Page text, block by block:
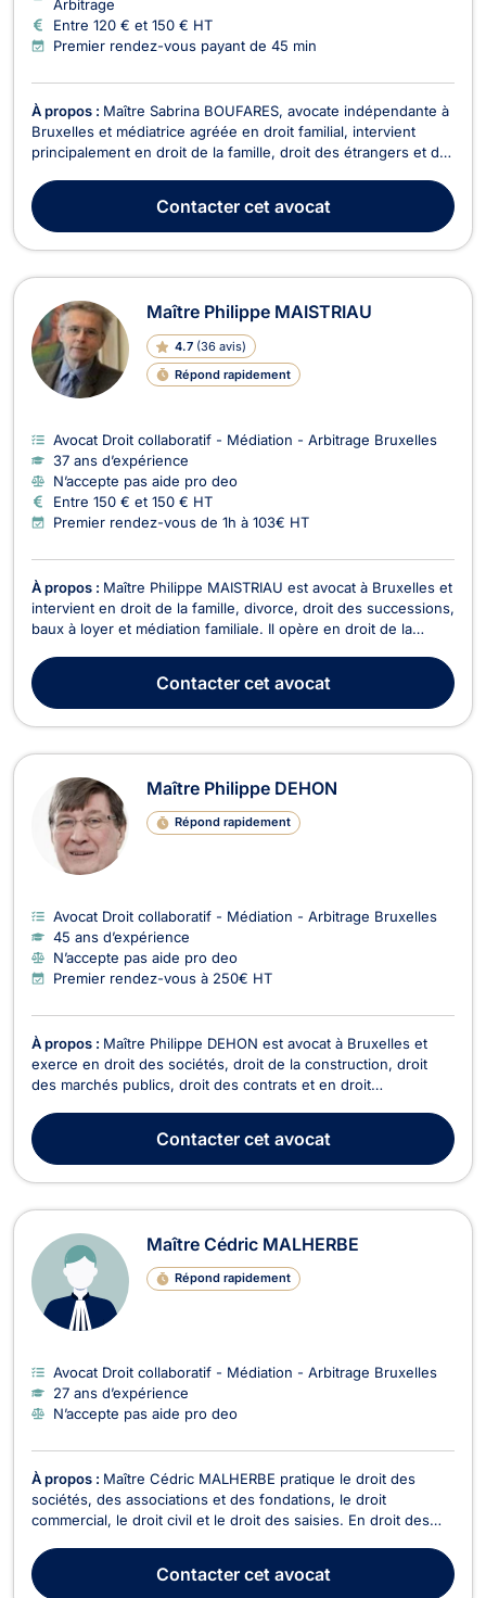
Arbitrage
Entre 120 € et 150 € HT
Premier rendez-vous payant de 45 min
À propos : Maître Sabrina BOUFARES, avocate indépendante à
Bruxelles et médiatrice agréée en droit familial, intervient
principalement en droit de la famille, droit des étrangers et de
accompagne ses clients avec bienveillance, écoute, rigueur, et
efficacité, afin de propos...
Contactercet avocat
Maître Philippe MAISTRIAU
4.7 (36 avis)
Répond rapidement
Avocat Droit collaboratif - Médiation - Arbitrage Bruxelles
37 ans d’expérience
N’accepte pas aide pro deo
Entre 150 € et 150 € HT
Premier rendez-vous de 1h à 103€ HT
À propos : Maître Philippe MAISTRIAU est avocat à Bruxelles et
intervient en droit de la famille, divorce, droit des successions,
baux à loyer et médiation familiale. Il opère en droit de la
contentieux, cohabitation légale, filiation, droit de garde et
droit de visite, pensions...
Contactercet avocat
Maître Philippe DEHON
Répond rapidement
Avocat Droit collaboratif - Médiation - Arbitrage Bruxelles
45 ans d’expérience
N’accepte pas aide pro deo
Premier rendez-vous à 250€ HT
À propos : Maître Philippe DEHON est avocat à Bruxelles et
exerce en droit des sociétés, droit de la construction, droit
des marchés publics, droit des contrats et en droit
accompagne lors de la création et la vie de la société (choix
de la structure, apports financiers, structure d...
Contactercet avocat
Maître Cédric MALHERBE
Répond rapidement
Avocat Droit collaboratif - Médiation - Arbitrage Bruxelles
27 ans d’expérience
N’accepte pas aide pro deo
À propos : Maître Cédric MALHERBE pratique le droit des
sociétés, des associations et des fondations, le droit
commercial, le droit civil et le droit des saisies. En droit des
constitution de sociétés, concernant le respect de leurs
obligations légales et statutaires, à l’occasi...
Contactercet avocat